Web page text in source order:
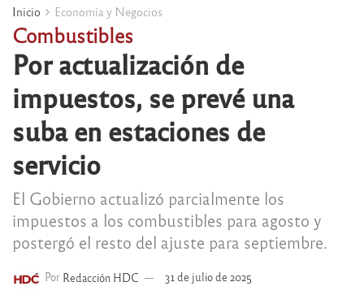
Inicio Economía y Negocios
Combustibles
Por actualización de
impuestos, se prevé una
suba en estaciones de
servicio
El Gobierno actualizó parcialmente los
impuestos a los combustibles para agosto y
postergó el resto del ajuste para septiembre.
Por Redacción HDC 31 de julio de 2025